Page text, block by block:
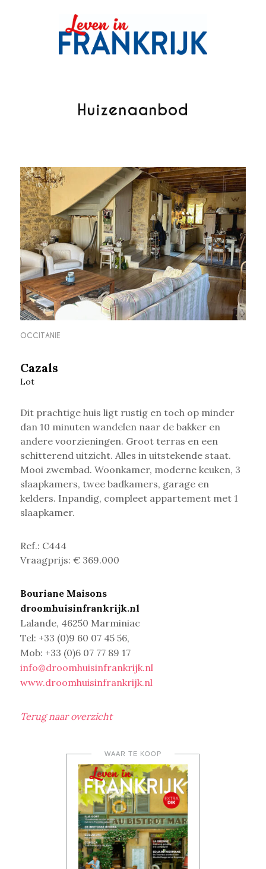
Huizenaanbod
OCCITANIE
Cazals
Lot
Dit prachtige huis ligt rustig en toch op minder
dan 10 minuten wandelen naar de bakker en
andere voorzieningen. Groot terras en een
schitterend uitzicht. Alles in uitstekende staat.
Mooi zwembad. Woonkamer, moderne keuken, 3
slaapkamers, twee badkamers, garage en
kelders. Inpandig, compleet appartement met 1
slaapkamer.
Ref.: C444
Vraagprijs: € 369.000
Bouriane Maisons
droomhuisinfrankrijk.nl
Lalande, 46250 Marminiac
Tel: +33 (0)9 60 07 45 56,
Mob: +33 (0)6 07 77 89 17
info@droomhuisinfrankrijk.nl
www.droomhuisinfrankrijk.nl
Terug naar overzicht
WAAR TE KOOP